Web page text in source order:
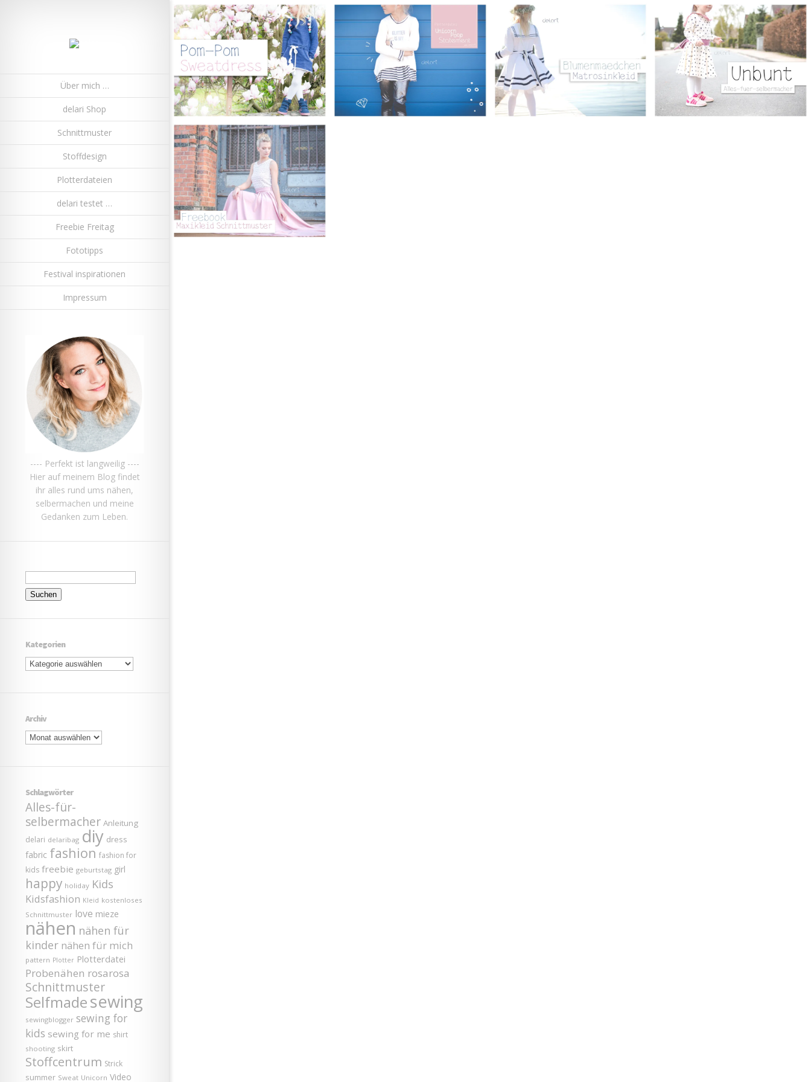
Über mich …
delari Shop
Schnittmuster
Stoffdesign
Plotterdateien
delari testet …
Freebie Freitag
Fototipps
Festival inspirationen
Impressum
---- Perfekt ist langweilig ----
Hier auf meinem Blog findet
ihr alles rund ums nähen,
selbermachen und meine
Gedanken zum Leben.
Suchen
nach:
Kategorien
Kategorien
Archiv
Archiv
Schlagwörter
Alles-für-
selbermacher Anleitung
delari delaribag diy dress
fabric fashion fashion for
kids freebie geburtstag girl
happy holiday Kids
Kidsfashion Kleid kostenloses
Schnittmuster love mieze
nähen nähen für
kinder nähen für mich
pattern Plotter Plotterdatei
Probenähen rosarosa
Schnittmuster
Selfmadesewing
sewingblogger sewing for
kids sewing for me shirt
shooting skirt
Stoffcentrum Strick
summer Sweat Unicorn Video